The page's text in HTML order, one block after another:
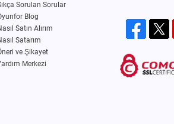
Sorulan Sorular
Blog
Satın Alırım
Satarım
ve Şikayet
Merkezi